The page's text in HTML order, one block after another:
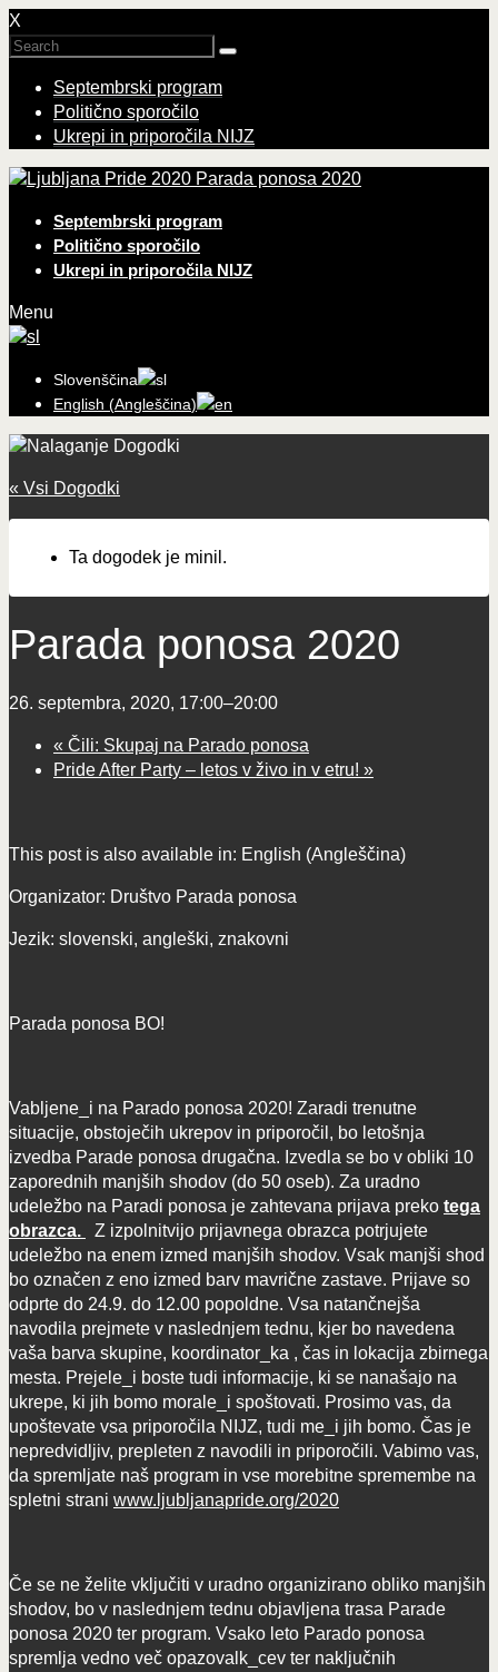
X
Septembrski program
Politično sporočilo
Ukrepi in priporočila NIJZ
Parada ponosa 2020
Septembrski program
Politično sporočilo
Ukrepi in priporočila NIJZ
Menu
Slovenščina
English (Angleščina)
« Vsi Dogodki
Ta dogodek je minil.
Parada ponosa 2020
26. septembra, 2020, 17:00–20:00
« Čili: Skupaj na Parado ponosa
Pride After Party – letos v živo in v etru! »
This post is also available in: English (Angleščina)
Organizator: Društvo Parada ponosa
Jezik: slovenski, angleški, znakovni
Parada ponosa BO!
Vabljene_i na Parado ponosa 2020! Zaradi trenutne
situacije, obstoječih ukrepov in priporočil, bo letošnja
izvedba Parade ponosa drugačna. Izvedla se bo v obliki 10
zaporednih manjših shodov (do 50 oseb). Za uradno
udeležbo na Paradi ponosa je zahtevana prijava preko tega
obrazca.
Z izpolnitvijo prijavnega obrazca potrjujete
udeležbo na enem izmed manjših shodov. Vsak manjši shod
bo označen z eno izmed barv mavrične zastave. Prijave so
odprte do 24.9. do 12.00 popoldne. Vsa natančnejša
navodila prejmete v naslednjem tednu, kjer bo navedena
vaša barva skupine, koordinator_ka , čas in lokacija zbirnega
mesta. Prejele_i boste tudi informacije, ki se nanašajo na
ukrepe, ki jih bomo morale_i spoštovati. Prosimo vas, da
upoštevate vsa priporočila NIJZ, tudi me_i jih bomo. Čas je
nepredvidljiv, prepleten z navodili in priporočili. Vabimo vas,
da spremljate naš program in vse morebitne spremembe na
spletni strani www.ljubljanapride.org/2020
Če se ne želite vključiti v uradno organizirano obliko manjših
shodov, bo v naslednjem tednu objavljena trasa Parade
ponosa 2020 ter program. Vsako leto Parado ponosa
spremlja vedno več opazovalk_cev ter naključnih